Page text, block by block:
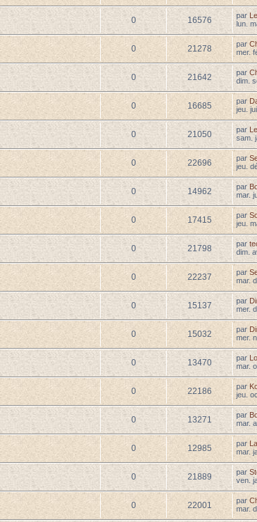
0 16576 par
lun.
0 21278 par
mer.
0 21642 par
dim.
0 16685 par
jeu.
0 21050 par
sam.
0 22696 par
jeu.
0 14962 par
mar.
0 17415 par
jeu.
0 21798 par
dim.
0 22237 par
mar.
0 15137 par
mer.
0 15032 par
mer.
0 13470 par
mar.
0 22186 par
jeu.
0 13271 par
mar.
0 12985 par
mar.
0 21889 par
ven.
0 22001 par
mar.